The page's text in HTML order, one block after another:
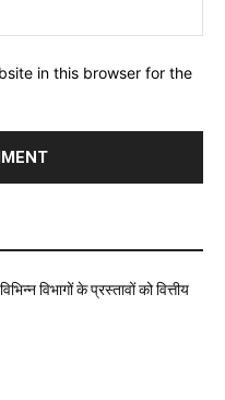
in this browser for the
विभागों के प्रस्तावों को वित्तीय